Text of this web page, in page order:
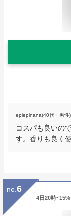
epiepinana(40代・男性)
コスパも良いの
す。香りも良く
no. 6